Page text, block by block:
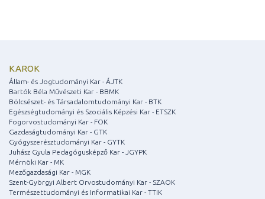
KAROK
Állam- és Jogtudományi Kar - ÁJTK
Bartók Béla Művészeti Kar - BBMK
Bölcsészet- és Társadalomtudományi Kar - BTK
Egészségtudományi és Szociális Képzési Kar - ETSZK
Fogorvostudományi Kar - FOK
Gazdaságtudományi Kar - GTK
Gyógyszerésztudományi Kar - GYTK
Juhász Gyula Pedagógusképző Kar - JGYPK
Mérnöki Kar - MK
Mezőgazdasági Kar - MGK
Szent-Györgyi Albert Orvostudományi Kar - SZAOK
Természettudományi és Informatikai Kar - TTIK